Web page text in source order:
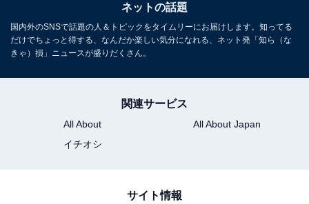
ネットの話題
国内外のSNSで話題の人＆トピックをタイムリーにお届けします。知ってる
だけでちょっと得する、なんだか楽しい気分になれる、ネット発「知ら（な
きゃ）損」ニュースが盛りだくさん。
関連サービス
All About
All About Japan
イチオシ
サイト情報